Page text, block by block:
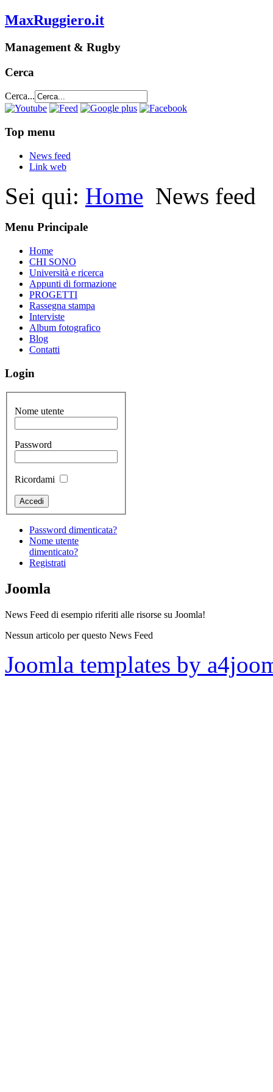
MaxRuggiero.it
Management & Rugby
Cerca
Cerca...
Top menu
News feed
Link web
Sei qui: Home News feed
Menu Principale
Home
CHI SONO
Università e ricerca
Appunti di formazione
PROGETTI
Rassegna stampa
Interviste
Album fotografico
Blog
Contatti
Login
Nome utente
Password
Ricordami
Password dimenticata?
Nome utente
dimenticato?
Registrati
Joomla
News Feed di esempio riferiti alle risorse su Joomla!
Nessun articolo per questo News Feed
Joomla templates by